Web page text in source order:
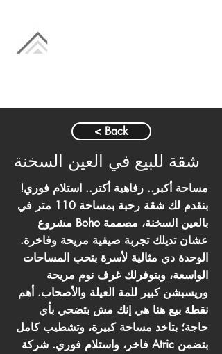
< Back
شقة للبيع في العين السخنة
مساحة أكبر.. رفاهية أكتر.. استلام فوري!
بنقدم لك شقة رحبة بمساحة 110 متر في
مشروع Boho بالعين السخنة، مصممة
عشان تديلك تجربة صيفية مريحة وفاخرة.
الوحدة دي مثالية لأسرة بتحب المساحات
الواسعة، وبتوفرلك غرف نوم مريحة
وريسبشن كبير للمة العيلة والأصحاب. أهم
نقطة بيع هنا هي إنك مش بتضحي بأي
حاجة؛ بتاخد مساحة كبيرة، وتشطيب كامل
فاخر، واستلام فوري. شركة Atric بتضمن